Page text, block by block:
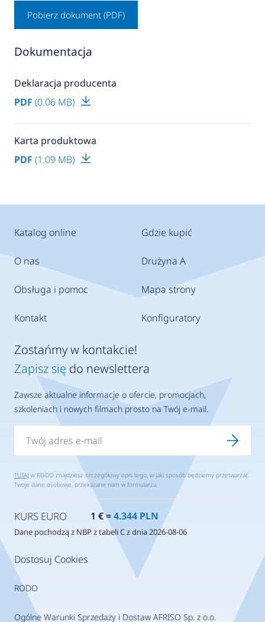
Pobierz dokument (PDF)
Dokumentacja
Deklaracja producenta
PDF (0.06 MB)
Karta produktowa
PDF (1.09 MB)
Katalog online
O nas
Obsługa i pomoc
Kontakt
Gdzie kupić
Drużyna A
Mapa strony
Konfiguratory
Dostosuj Cookies
RODO
Ogólne Warunki Sprzedaży i Dostaw AFRISO Sp. z o.o.
Zostańmy w kontakcie!
Zapisz się do newslettera
Zawsze aktualne informacje o ofercie, promocjach,
szkoleniach i nowych filmach prosto na Twój e-mail.
TUTAJ w RODO znajdziesz szczegółowy opis tego, w jaki sposób będziemy przetwarzać
Twoje dane osobowe, przekazane nam w formularzu.
KURS EURO 1 € =4.344 PLN
Dane pochodzą z NBP z tabeli C z dnia 2026-08-06